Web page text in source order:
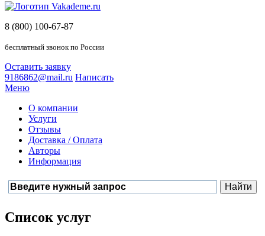
8 (800) 100-67-87
бесплатный звонок по России
Оставить заявку
9186862@mail.ru Написать
Меню
О компании
Услуги
Отзывы
Доставка / Оплата
Авторы
Информация
Список услуг